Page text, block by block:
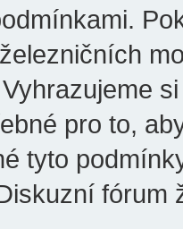
pro to,
tyto
fórum